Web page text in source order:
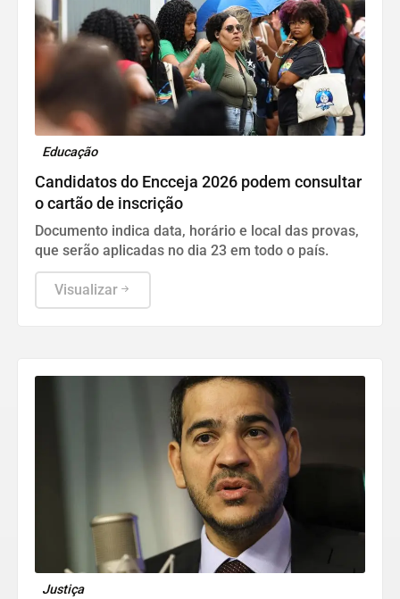
Educação
Candidatos do Encceja 2026 podem consultar
o cartão de inscrição
Documento indica data, horário e local das provas,
que serão aplicadas no dia 23 em todo o país.
Visualizar
Justiça